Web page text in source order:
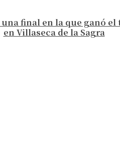
una final en la que ganó el
en Villaseca de la Sagra